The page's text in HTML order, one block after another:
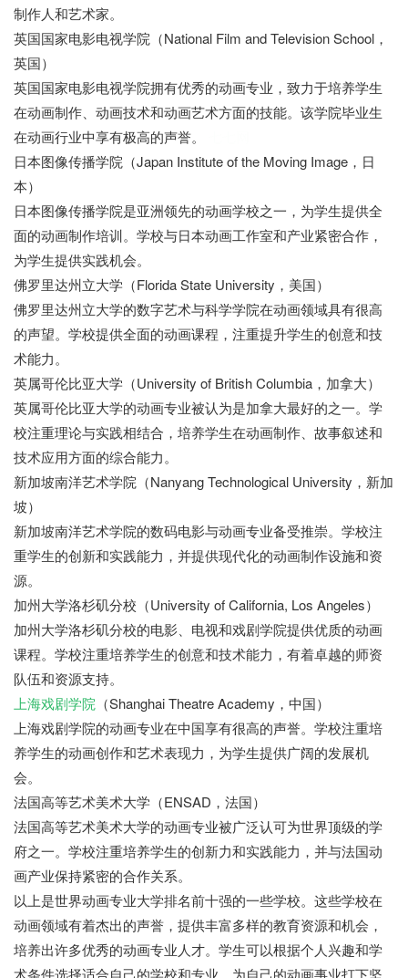
制作人和艺术家。
英国国家电影电视学院（National Film and Television School，
英国）
英国国家电影电视学院拥有优秀的动画专业，致力于培养学生
在动画制作、动画技术和动画艺术方面的技能。该学院毕业生
在动画行业中享有极高的声誉。
日本图像传播学院（Japan Institute of the Moving Image，日
本）
日本图像传播学院是亚洲领先的动画学校之一，为学生提供全
面的动画制作培训。学校与日本动画工作室和产业紧密合作，
为学生提供实践机会。
佛罗里达州立大学（Florida State University，美国）
佛罗里达州立大学的数字艺术与科学学院在动画领域具有很高
的声望。学校提供全面的动画课程，注重提升学生的创意和技
术能力。
英属哥伦比亚大学（University of British Columbia，加拿大）
英属哥伦比亚大学的动画专业被认为是加拿大最好的之一。学
校注重理论与实践相结合，培养学生在动画制作、故事叙述和
技术应用方面的综合能力。
新加坡南洋艺术学院（Nanyang Technological University，新加
坡）
新加坡南洋艺术学院的数码电影与动画专业备受推崇。学校注
重学生的创新和实践能力，并提供现代化的动画制作设施和资
源。
加州大学洛杉矶分校（University of California, Los Angeles）
加州大学洛杉矶分校的电影、电视和戏剧学院提供优质的动画
课程。学校注重培养学生的创意和技术能力，有着卓越的师资
队伍和资源支持。
上海戏剧学院 （Shanghai Theatre Academy，中国）
上海戏剧学院的动画专业在中国享有很高的声誉。学校注重培
养学生的动画创作和艺术表现力，为学生提供广阔的发展机
会。
法国高等艺术美术大学（ENSAD，法国）
法国高等艺术美术大学的动画专业被广泛认可为世界顶级的学
府之一。学校注重培养学生的创新力和实践能力，并与法国动
画产业保持紧密的合作关系。
以上是世界动画专业大学排名前十强的一些学校。这些学校在
动画领域有着杰出的声誉，提供丰富多样的教育资源和机会，
培养出许多优秀的动画专业人才。学生可以根据个人兴趣和学